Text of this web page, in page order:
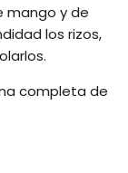
mango y de
los rizos,
completa de